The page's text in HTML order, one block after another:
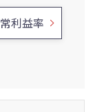
利益率